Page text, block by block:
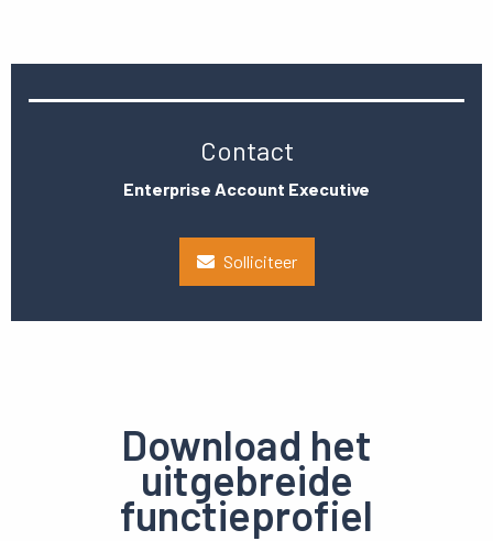
Contact
Enterprise Account Executive
Solliciteer
Download het
uitgebreide
functieprofiel